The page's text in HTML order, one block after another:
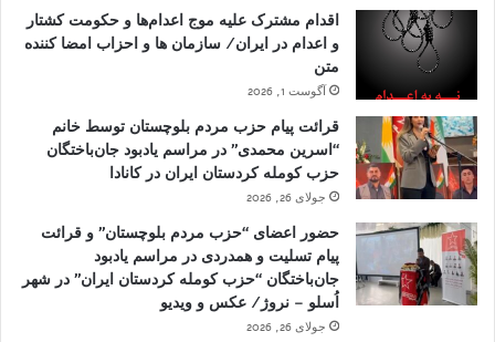
اقدام مشترک علیه موج اعدام‌ها و حکومت کشتار
و اعدام در ایران/ سازمان ها و احزاب امضا کننده
متن
آگوست 1, 2026
قرائت پیام حزب مردم بلوچستان توسط خانم
“اسرین محمدی” در مراسم یادبود جان‌باختگان
حزب کومله کردستان ایران در کانادا
جولای 26, 2026
حضور اعضای “حزب مردم بلوچستان” و قرائت
پیام تسلیت و همدردی در مراسم یادبود
جان‌باختگان “حزب کومله کردستان ایران” در شهر
اُسلو – نروژ/ عکس و ویدیو
جولای 26, 2026